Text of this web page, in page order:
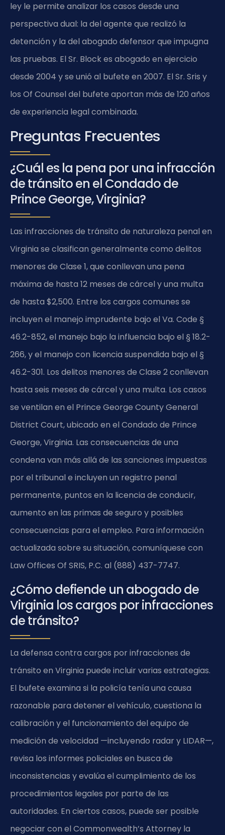
ley le permite analizar los casos desde una
perspectiva dual: la del agente que realizó la
detención y la del abogado defensor que impugna
las pruebas. El Sr. Block es abogado en ejercicio
desde 2004 y se unió al bufete en 2007. El Sr. Sris y
los Of Counsel del bufete aportan más de 120 años
de experiencia legal combinada.
Preguntas Frecuentes
¿Cuál es la pena por una infracción
de tránsito en el Condado de
Prince George, Virginia?
Las infracciones de tránsito de naturaleza penal en
Virginia se clasifican generalmente como delitos
menores de Clase 1, que conllevan una pena
máxima de hasta 12 meses de cárcel y una multa
de hasta $2,500. Entre los cargos comunes se
incluyen el manejo imprudente bajo el Va. Code §
46.2-852, el manejo bajo la influencia bajo el § 18.2-
266, y el manejo con licencia suspendida bajo el §
46.2-301. Los delitos menores de Clase 2 conllevan
hasta seis meses de cárcel y una multa. Los casos
se ventilan en el Prince George County General
District Court, ubicado en el Condado de Prince
George, Virginia. Las consecuencias de una
condena van más allá de las sanciones impuestas
por el tribunal e incluyen un registro penal
permanente, puntos en la licencia de conducir,
aumento en las primas de seguro y posibles
consecuencias para el empleo. Para información
actualizada sobre su situación, comuníquese con
Law Offices Of SRIS, P.C. al (888) 437-7747.
¿Cómo defiende un abogado de
Virginia los cargos por infracciones
de tránsito?
La defensa contra cargos por infracciones de
tránsito en Virginia puede incluir varias estrategias.
El bufete examina si la policía tenía una causa
razonable para detener el vehículo, cuestiona la
calibración y el funcionamiento del equipo de
medición de velocidad —incluyendo radar y LIDAR—,
revisa los informes policiales en busca de
inconsistencias y evalúa el cumplimiento de los
procedimientos legales por parte de las
autoridades. En ciertos casos, puede ser posible
negociar con el Commonwealth’s Attorney la